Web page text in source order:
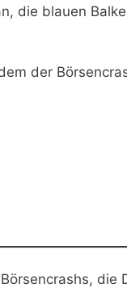
die blauen
der
die